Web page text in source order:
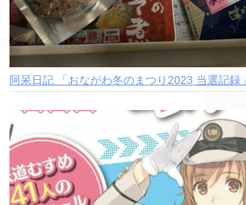
阿呆日記 「おながわ冬のまつり2023 当選記録」